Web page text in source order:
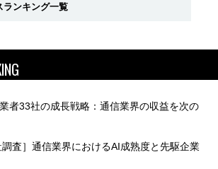
ランキング一覧
者33社の成長戦略：通信業界の収益を次の
調査］通信業界におけるAI成熟度と先駆企業